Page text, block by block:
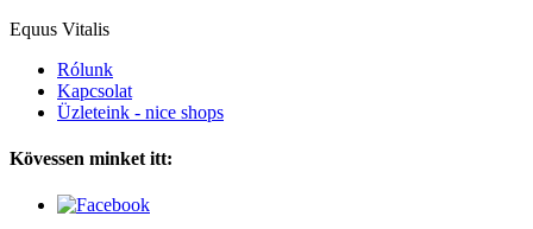
Equus Vitalis
Rólunk
Kapcsolat
Üzleteink - nice shops
Kövessen minket itt: